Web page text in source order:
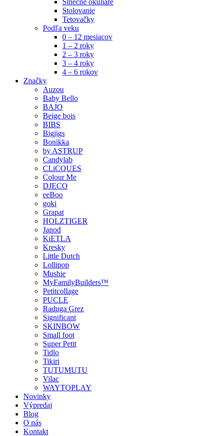
Stolovanie
Tetovačky
Podľa veku
0 – 12 mesiacov
1 – 2 roky
2 – 3 roky
3 – 4 roky
4 – 6 rokov
Značky
Auzou
Baby Bello
BAJO
Beige bois
BIBS
Bigjigs
Bonikka
by ASTRUP
Candylab
CLiCQUES
Colour Me
DJECO
eeBoo
goki
Grapat
HOLZTIGER
Janod
KiETLA
Kresky
Little Dutch
Lollipop
Mushie
MyFamilyBuilders™
Petitcollage
PUCLE
Raduga Grez
Significant
SKINBOW
Small foot
Super Petit
Tidlo
Tikiri
TUTUMUTU
Vilac
WAYTOPLAY
Novinky
Výpredaj
Blog
O nás
Kontakt